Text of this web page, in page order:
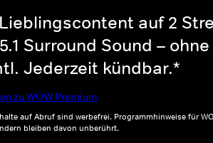
auf 2
Surround Sound –
Jederzeit kündbar.*
zu WOW Premium
auf Abruf sind werbefrei. Programmhinweise für
bleiben davon unberührt.